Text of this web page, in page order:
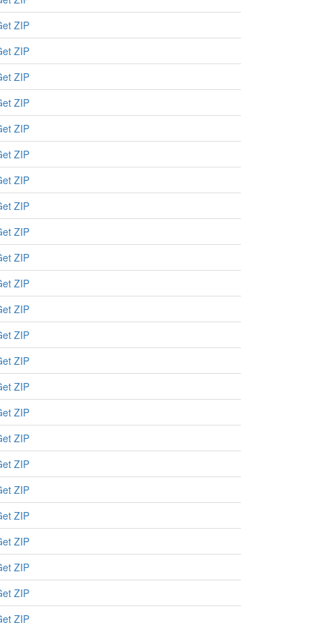
ZIP
ZIP
ZIP
ZIP
ZIP
ZIP
ZIP
ZIP
ZIP
ZIP
ZIP
ZIP
ZIP
ZIP
ZIP
ZIP
ZIP
ZIP
ZIP
ZIP
ZIP
ZIP
ZIP
ZIP